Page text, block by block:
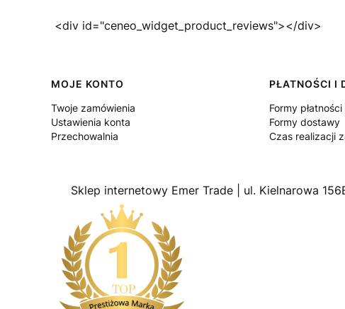
<div id="ceneo_widget_product_reviews"></div>
Linki w stopce
MOJE KONTO
Twoje zamówienia
Ustawienia konta
Przechowalnia
PŁATNOŚCI I
Formy płatności
Formy dostawy
Czas realizacji
Sklep internetowy Emer Trade | ul. Kielnarowa